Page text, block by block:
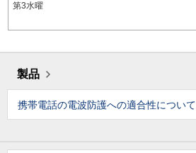
第3水曜
製品
携帯電話の電波防護への適合性について